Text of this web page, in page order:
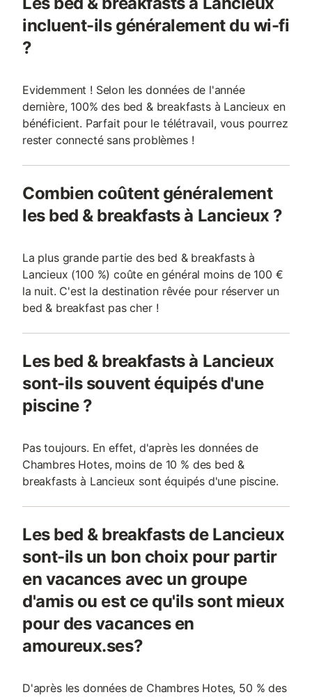
incluent-ils généralement du wi-fi
?
Evidemment ! Selon les données de l'année
dernière, 100% des bed & breakfasts à Lancieux en
bénéficient. Parfait pour le télétravail, vous pourrez
rester connecté sans problèmes !
Combien coûtent généralement
les bed & breakfasts à Lancieux ?
La plus grande partie des bed & breakfasts à
Lancieux (100 %) coûte en général moins de 100 €
la nuit. C'est la destination rêvée pour réserver un
bed & breakfast pas cher !
Les bed & breakfasts à Lancieux
sont-ils souvent équipés d'une
piscine ?
Pas toujours. En effet, d'après les données de
Chambres Hotes, moins de 10 % des bed &
breakfasts à Lancieux sont équipés d'une piscine.
Les bed & breakfasts de Lancieux
sont-ils un bon choix pour partir
en vacances avec un groupe
d'amis ou est ce qu'ils sont mieux
pour des vacances en
amoureux.ses?
D'après les données de Chambres Hotes, 50 % des